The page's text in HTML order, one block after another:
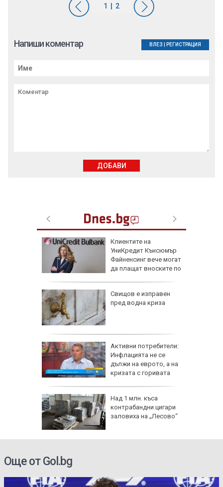
Клиентите на
УниКредит Кънсюмър
Файненсинг вече могат
да плащат вноските по
Свищов е изправен
пред водна криза
Активни потребители:
Инфлацията не се
дължи на еврото, а на
кризата с горивата
Над 1 млн. къса
контрабандни цигари
заловиха на „Лесово“
Напиши коментар ВЛЕЗ РЕГИСТРАЦИЯ
ДОБАВИ
Още от Gol.bg